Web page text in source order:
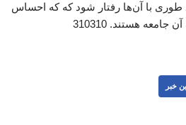
طوری با آن‌ها رفتار شود که که احساس
جامعه هستند. 310310
خبر